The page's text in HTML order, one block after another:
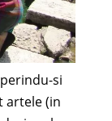
si
artele (in